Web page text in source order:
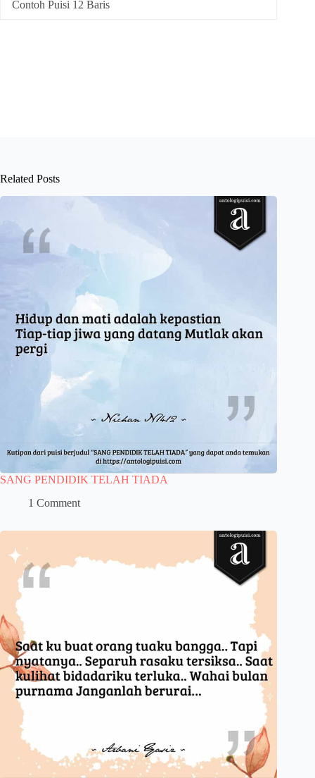
Contoh Puisi 12 Baris
Related Posts
SANG PENDIDIK TELAH TIADA
1 Comment